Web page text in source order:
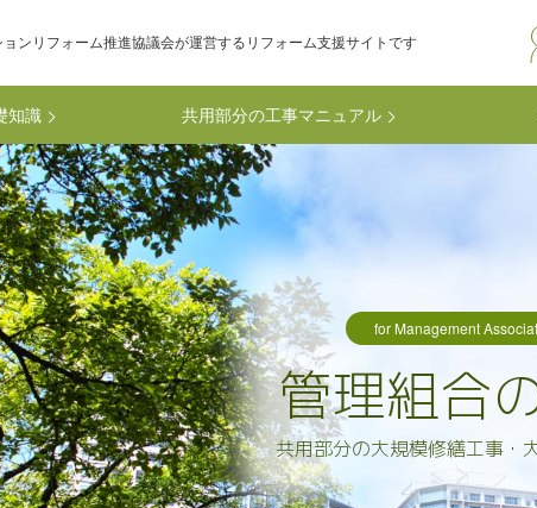
ンリフォーム推進協議会が運営するリフォーム支援サイトです
知識 共用部分の工事マニュアル
for Management
管理組合
共用部分の大規模修繕工事・